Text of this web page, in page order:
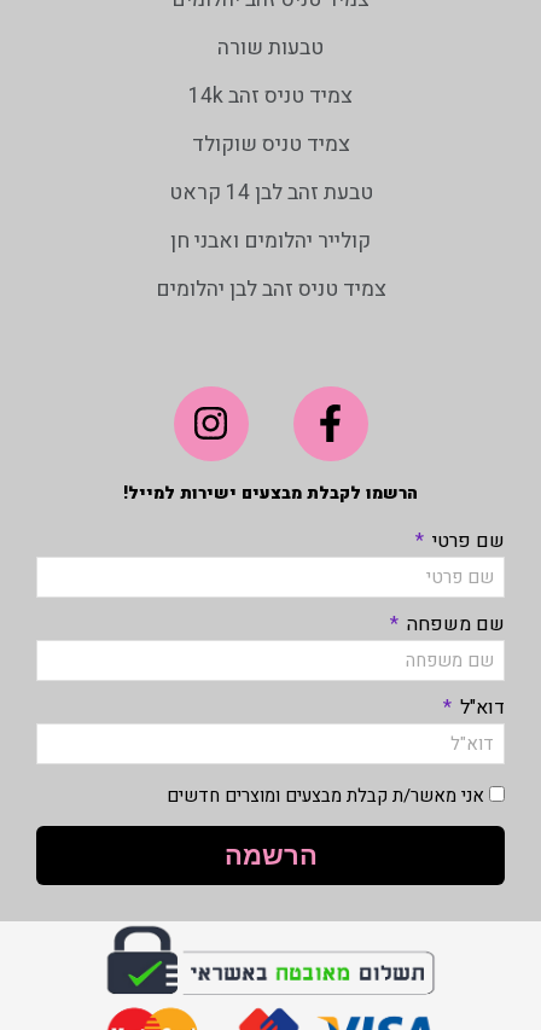
הרשמו לקבלת מבצעים ישירות למייל!
שם פרטי
שם משפחה
דוא"ל
אני מאשר/ת קבלת מבצעים ומוצרים חדשים
הרשמה
טבעות שורה
צמיד טניס זהב 14k
צמיד טניס שוקולד
טבעת זהב לבן 14 קראט
קולייר יהלומים ואבני חן
צמיד טניס זהב לבן יהלומים